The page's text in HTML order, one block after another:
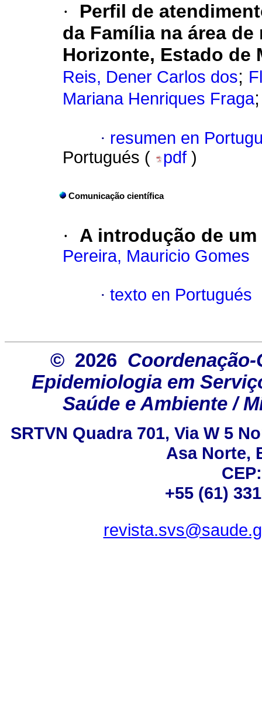
·
Perfil de
da Família na área
Horizonte, Estado de
Reis, Dener Carlos dos;
Mariana Henriques Fraga
· resumen en
Portugués (
pdf )
Comunicação científica
· A introdução de
Pereira, Mauricio Gomes
· texto en Portugués
© 2026
Epidemiologia em
Saúde e Ambiente /
SRTVN Quadra 701, Via W 5
Asa Norte,
+55 (61)